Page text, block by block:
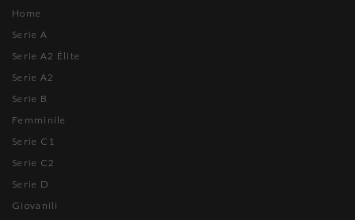
Home
Serie A
Serie A2 Élite
Serie A2
Serie B
Femminile
Serie C1
Serie C2
Serie D
Giovanili